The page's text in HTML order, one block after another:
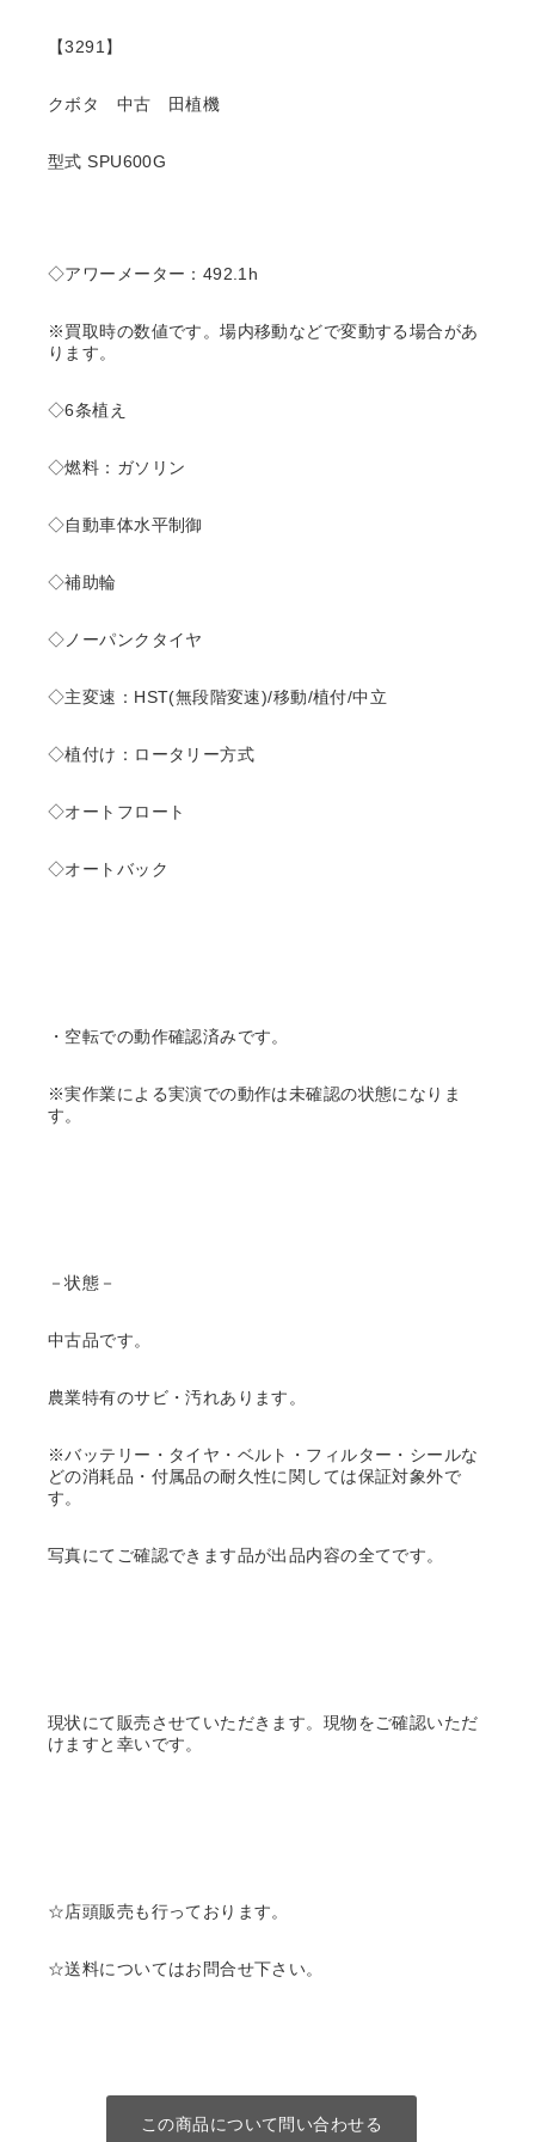
【3291】
クボタ 中古 田植機
型式 SPU600G
◇アワーメーター：492.1h
※買取時の数値です。場内移動などで変動する場合があ
ります。
◇6条植え
◇燃料：ガソリン
◇自動車体水平制御
◇補助輪
◇ノーパンクタイヤ
◇主変速：HST(無段階変速)/移動/植付/中立
◇植付け：ロータリー方式
◇オートフロート
◇オートバック
・空転での動作確認済みです。
※実作業による実演での動作は未確認の状態になりま
す。
－状態－
中古品です。
農業特有のサビ・汚れあります。
※バッテリー・タイヤ・ベルト・フィルター・シールな
どの消耗品・付属品の耐久性に関しては保証対象外で
す。
写真にてご確認できます品が出品内容の全てです。
現状にて販売させていただきます。現物をご確認いただ
けますと幸いです。
☆店頭販売も行っております。
☆送料についてはお問合せ下さい。
この商品について問い合わせる